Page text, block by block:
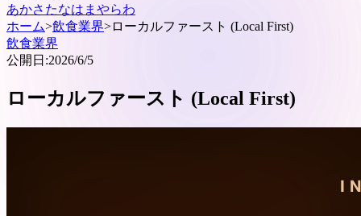
あかさ たなは ま やらわ
ホーム>飲食業界>ローカルファースト (Local First)
飲食業界
公開日:2026/6/5
ローカルファースト (Local First)